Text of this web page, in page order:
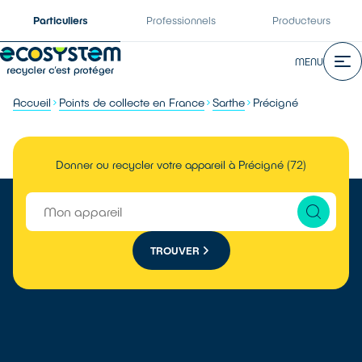
Particuliers Professionnels Producteurs
MENU
Accueil Points de collecte en France Sarthe Précigné
Donner ou recycler votre appareil à Précigné (72)
TROUVER